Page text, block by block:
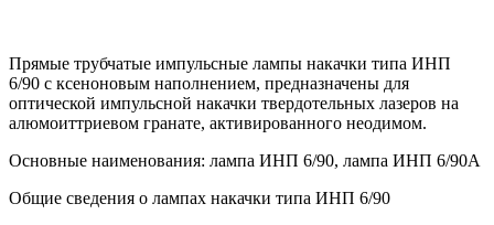
Прямые трубчатые импульсные лампы накачки типа ИНП
6/90 с ксеноновым наполнением, предназначены для
оптической импульсной накачки твердотельных лазеров на
алюмоиттриевом гранате, активированного неодимом.
Основные наименования: лампа ИНП 6/90, лампа ИНП 6/90А
Общие сведения о лампах накачки типа ИНП 6/90